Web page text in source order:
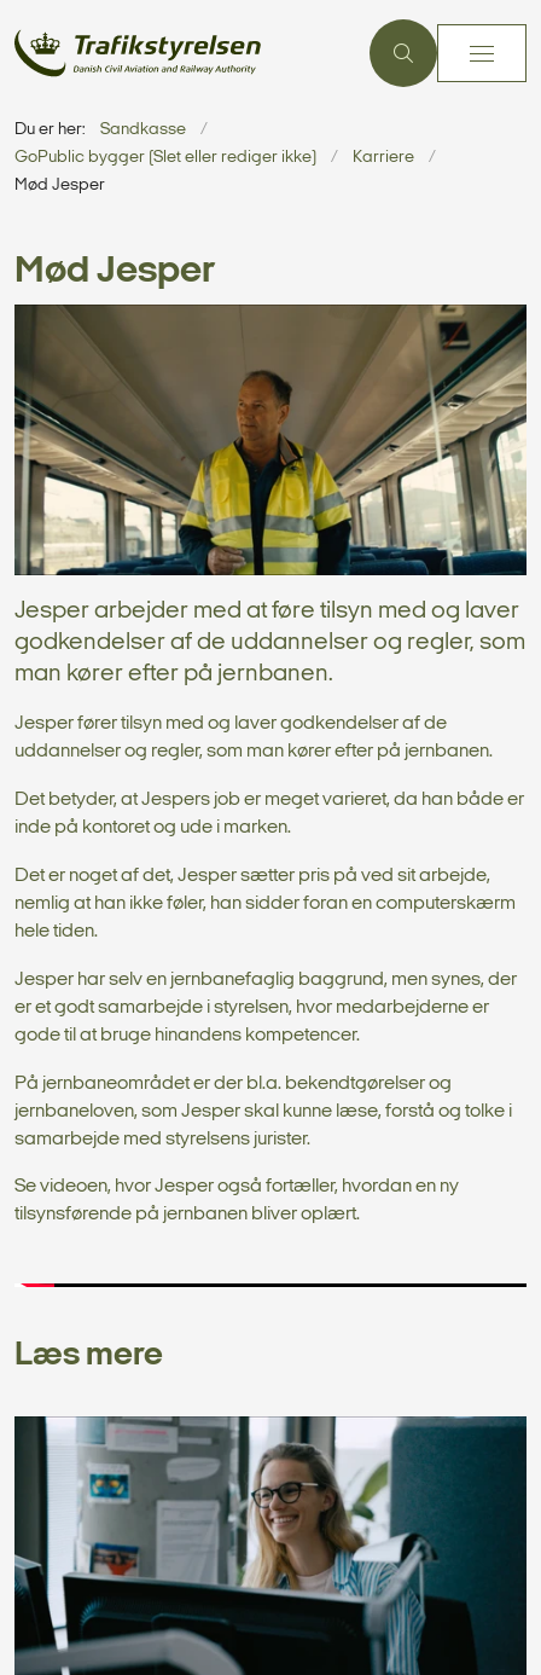
Du er her:
Sandkasse
GoPublic bygger (Slet eller rediger ikke)
Karriere
Mød Jesper
Mød Jesper
Jesper arbejder med at føre tilsyn med og laver
godkendelser af de uddannelser og regler, som
man kører efter på jernbanen.
Jesper fører tilsyn med og laver godkendelser af de
uddannelser og regler, som man kører efter på jernbanen.
Det betyder, at Jespers job er meget varieret, da han både er
inde på kontoret og ude i marken.
Det er noget af det, Jesper sætter pris på ved sit arbejde,
nemlig at han ikke føler, han sidder foran en computerskærm
hele tiden.
Jesper har selv en jernbanefaglig baggrund, men synes, der
er et godt samarbejde i styrelsen, hvor medarbejderne er
gode til at bruge hinandens kompetencer.
På jernbaneområdet er der bl.a. bekendtgørelser og
jernbaneloven, som Jesper skal kunne læse, forstå og tolke i
samarbejde med styrelsens jurister.
Se videoen, hvor Jesper også fortæller, hvordan en ny
tilsynsførende på jernbanen bliver oplært.
Læs mere